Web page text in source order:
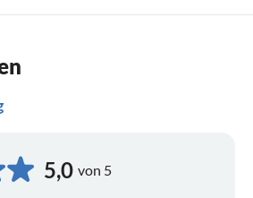
5,0 von 5